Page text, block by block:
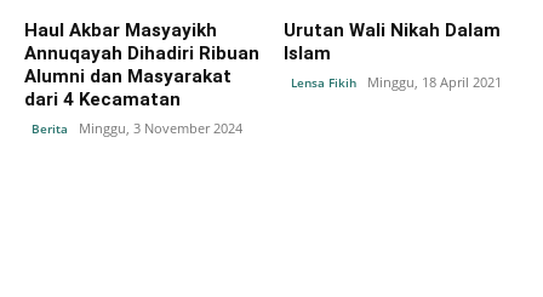
Haul Akbar Masyayikh
Annuqayah Dihadiri Ribuan
Alumni dan Masyarakat
dari 4 Kecamatan
Berita Minggu, 3 November 2024
Urutan Wali Nikah Dalam
Islam
Lensa Fikih Minggu, 18 April 2021